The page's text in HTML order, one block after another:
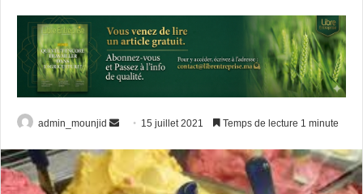
admin_mounjid
Envoyer15 juillet 2021 Temps de lecture 1 minute